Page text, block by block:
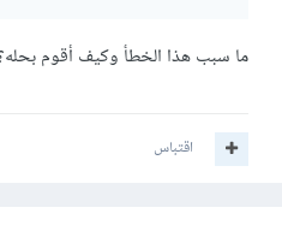
ما سبب هذا الخطأ وكيف أقوم بحله؟
اقتباس